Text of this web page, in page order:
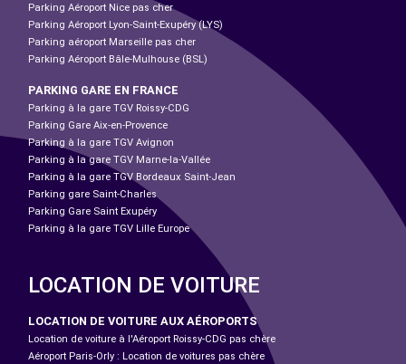
Parking Aéroport Nice pas cher
Parking Aéroport Lyon-Saint-Exupéry (LYS)
Parking aéroport Marseille pas cher
Parking Aéroport Bâle-Mulhouse (BSL)
PARKING GARE EN FRANCE
Parking à la gare TGV Roissy-CDG
Parking Gare Aix-en-Provence
Parking à la gare TGV Avignon
Parking à la gare TGV Marne-la-Vallée
Parking à la gare TGV Bordeaux Saint-Jean
Parking gare Saint-Charles
Parking Gare Saint Exupéry
Parking à la gare TGV Lille Europe
LOCATION DE VOITURE
LOCATION DE VOITURE AUX AÉROPORTS
Location de voiture à l'Aéroport Roissy-CDG pas chère
Aéroport Paris-Orly : Location de voitures pas chère